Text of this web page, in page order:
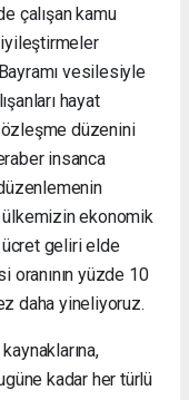
çalışan kamu
iyileştirmeler
vesilesiyle
hayat
düzenini
insanca
ülkemizin ekonomik
ücret geliri elde
oranının yüzde 10
daha yineliyoruz.
kadar her türlü